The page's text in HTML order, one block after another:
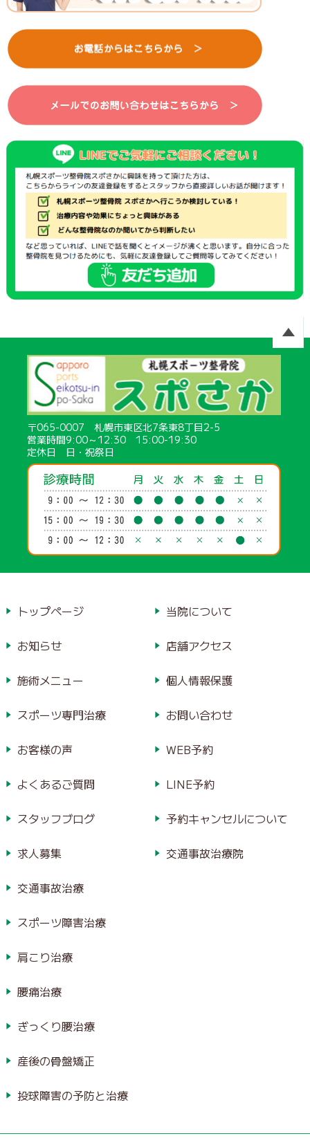
〒065-0007 札幌市東区北7条東8丁目2-5
営業時間9:00～12:30 15:00-19:30
定休日 日・祝祭日
トップページ
お知らせ
施術メニュー
スポーツ専門治療
お客様の声
よくあるご質問
スタッフブログ
求人募集
当院について
店舗アクセス
個人情報保護
お問い合わせ
WEB予約
LINE予約
予約キャンセルについて
交通事故治療院
交通事故治療
スポーツ障害治療
肩こり治療
腰痛治療
ぎっくり腰治療
産後の骨盤矯正
投球障害の予防と治療